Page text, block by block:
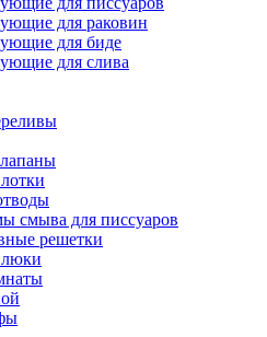
для раковин
для биде
для слива
смыва для писсуаров
решетки
люки